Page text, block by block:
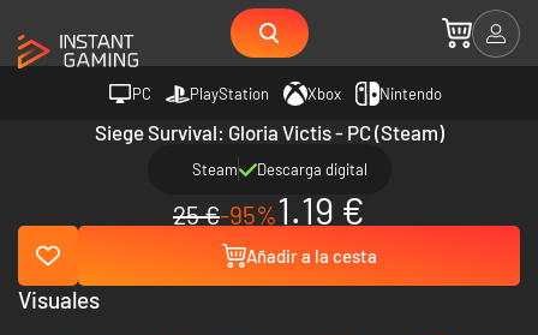
PC PlayStation Xbox Nintendo
Siege Survival: Gloria Victis - PC (Steam)
Steam Descarga digital
25 €-95%1.19 €
Añadir a la cesta
Visuales